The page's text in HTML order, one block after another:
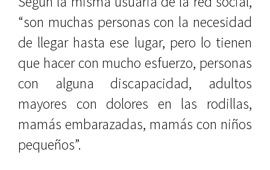
“son muchas personas con la necesidad
de llegar hasta ese lugar, pero lo tienen
que hacer con mucho esfuerzo, personas
con alguna discapacidad, adultos
mayores con dolores en las rodillas,
mamás embarazadas, mamás con niños
pequeños”.